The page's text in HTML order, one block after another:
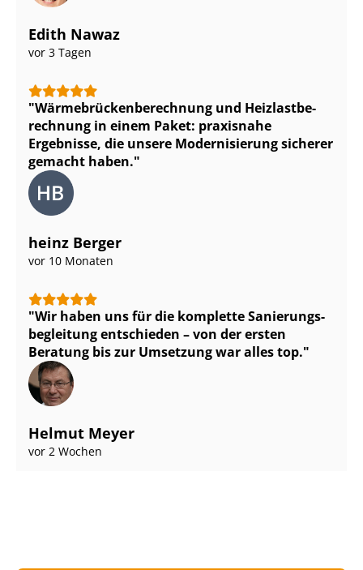
Edith Nawaz
vor 3 Tagen
Wär­me­brü­cken­be­rech­nung und Heiz­last­be­
rech­nung in einem Paket: praxisnahe
Ergebnisse, die unsere Modernisierung sicherer
gemacht haben.
heinz Berger
vor 10 Monaten
Wir haben uns für die komplette Sa­nie­rungs­
be­glei­tung entschieden – von der ersten
Beratung bis zur Umsetzung war alles top.
Helmut Meyer
vor 2 Wochen